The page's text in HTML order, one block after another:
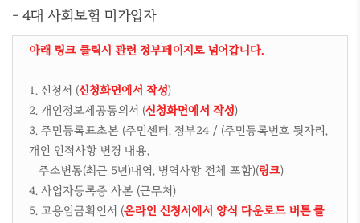
- 4대 사회보험 미가입자
아래 링크 클릭시 관련 정부페이지로 넘어갑니다.
1. 신청서 (신청화면에서 작성)
2. 개인정보제공동의서 (신청화면에서 작성)
3. 주민등록표초본 (주민센터, 정부24 / (주민등록번호 뒷자리,
개인 인적사항 변경 내용,
주소변동(최근 5년)내역, 병역사항 전체 포함)(링크)
4. 사업자등록증 사본 (근무처)
5. 고용임금확인서 (온라인 신청서에서 양식 다운로드 버튼 클